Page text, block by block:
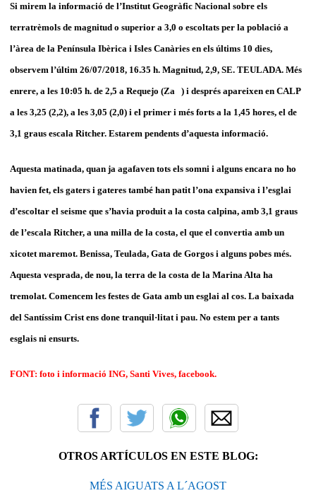
Si mirem la informació de l’Institut Geogràfic Nacional sobre els
terratrèmols de magnitud o superior a 3,0 o escoltats per la població a
l’àrea de la Península Ibèrica i Isles Canàries en els últims 10 dies,
observem l’últim 26/07/2018, 16.35 h. Magnitud, 2,9, SE. TEULADA. Més
enrere, a les 10:05 h. de 2,5 a Requejo (Za ) i després apareixen en CALP
a les 3,25 (2,2), a les 3,05 (2,0) i el primer i més forts a la 1,45 hores, el de
3,1 graus escala Ritcher. Estarem pendents d’aquesta informació.
Aquesta matinada, quan ja agafaven tots els somni i alguns encara no ho
havien fet, els gaters i gateres també han patit l’ona expansiva i l’esglai
d’escoltar el seisme que s’havia produit a la costa calpina, amb 3,1 graus
de l’escala Ritcher, a una milla de la costa, el que el convertia amb un
xicotet maremot. Benissa, Teulada, Gata de Gorgos i alguns pobes més.
Aquesta vesprada, de nou, la terra de la costa de la Marina Alta ha
tremolat. Comencem les festes de Gata amb un esglai al cos. La baixada
del Santíssim Crist ens done tranquil·litat i pau. No estem per a tants
esglais ni ensurts.
FONT: foto i informació ING, Santi Vives, facebook.
OTROS ARTÍCULOS EN ESTE BLOG:
MÉS AIGUATS A L´AGOST